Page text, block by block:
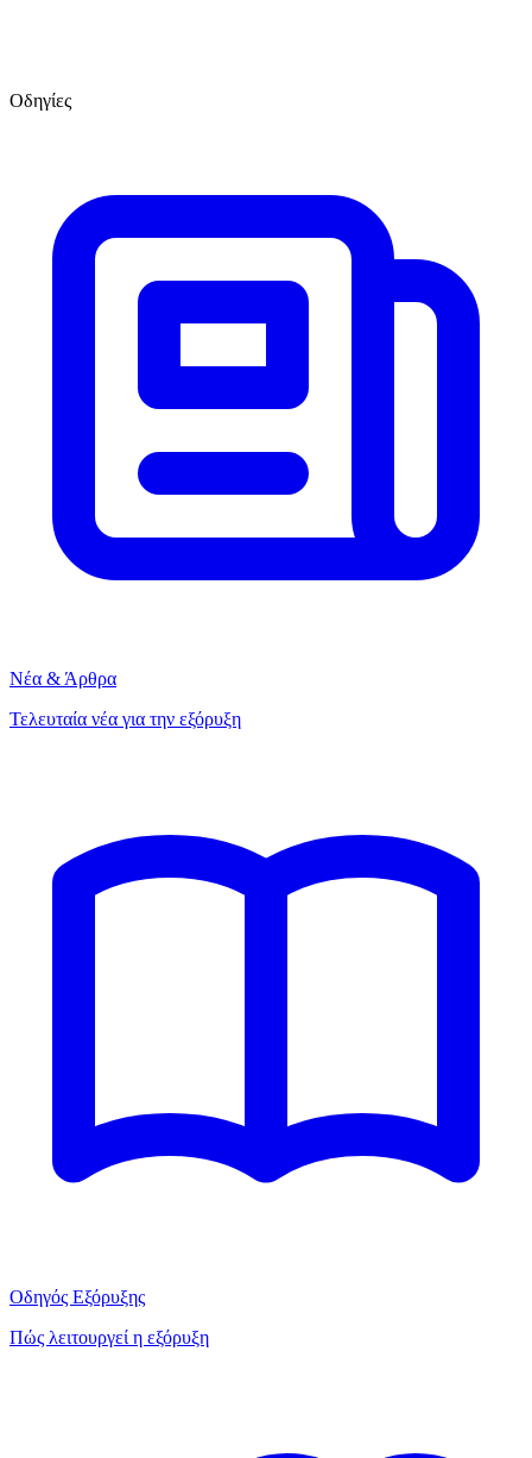
Οδηγίες
Νέα & Άρθρα
Τελευταία νέα για την εξόρυξη
Οδηγός Εξόρυξης
Πώς λειτουργεί η εξόρυξη